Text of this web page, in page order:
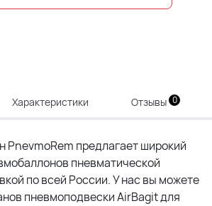
Характеристики Отзывы 0
PnevmoRem предлагает широкий
пневматической
по всей России. У нас вы можете
пневмоподвески AirBagit для